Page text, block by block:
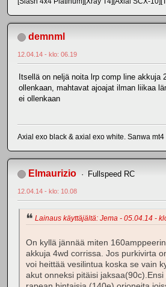
demnml
12.04.14 - klo: 06.19
Itsellä on neljä noita lrp comp line
ollenkaan, mahtavat ajoajat ilman liikaa
ei ollenkaan
Axial exo black & axial exo white. Sanwa mt4
Elmaurizio Fullspeed RC
12.04.14 - klo: 10.08
Lainaus käyttäjältä: Jema - 05.04.14 -
On kyllä jännää miten
akkuja 4wd corrissa. Jos purkivirta
voi heittää vesilintua koska se vain
akut onneksi pitäisi